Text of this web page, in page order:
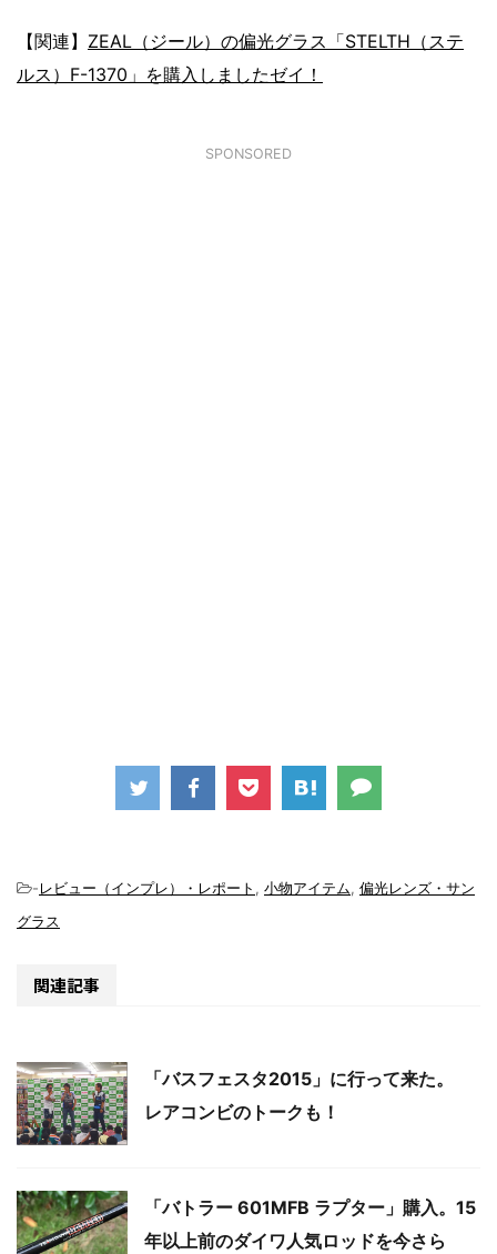
【関連】 ZEAL（ジール）の偏光グラス「STELTH（ステ
ルス）F-1370」を購入しましたゼイ！
SPONSORED
-レビュー（インプレ）・レポート , 小物アイテム, 偏光レンズ・サン
グラス
関連記事
「バスフェスタ2015」に行って来た。
レアコンビのトークも！
「バトラー 601MFB ラプター」購入。15
年以上前のダイワ人気ロッドを今さら